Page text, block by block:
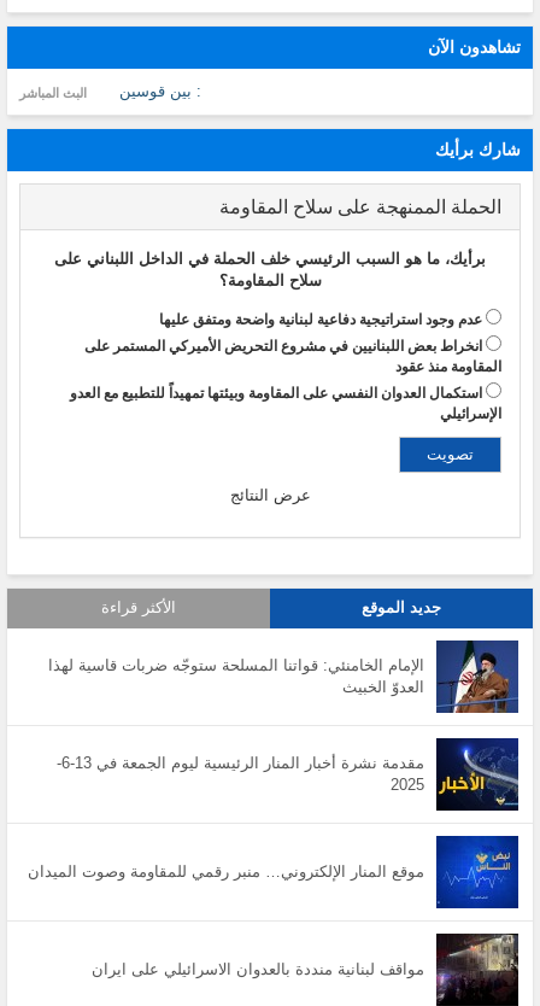
تشاهدون الآن
: بين قوسين البث المباشر
شارك برأيك
الحملة الممنهجة على سلاح المقاومة
برأيك، ما هو السبب الرئيسي خلف الحملة في الداخل اللبناني على
سلاح المقاومة؟
عدم وجود استراتيجية دفاعية لبنانية واضحة ومتفق عليها
انخراط بعض اللبنانيين في مشروع التحريض الأميركي المستمر على
المقاومة منذ عقود
استكمال العدوان النفسي على المقاومة وبيئتها تمهيداً للتطبيع مع العدو
الإسرائيلي
عرض النتائج
جديد الموقع الأكثر قراءة
الإمام الخامنئي: قواتنا المسلحة ستوجّه ضربات قاسية لهذا
العدوّ الخبيث
مقدمة نشرة أخبار المنار الرئيسية ليوم الجمعة في 13-6-
2025
موقع المنار الإلكتروني… منبر رقمي للمقاومة وصوت الميدان
مواقف لبنانية منددة بالعدوان الاسرائيلي على ايران